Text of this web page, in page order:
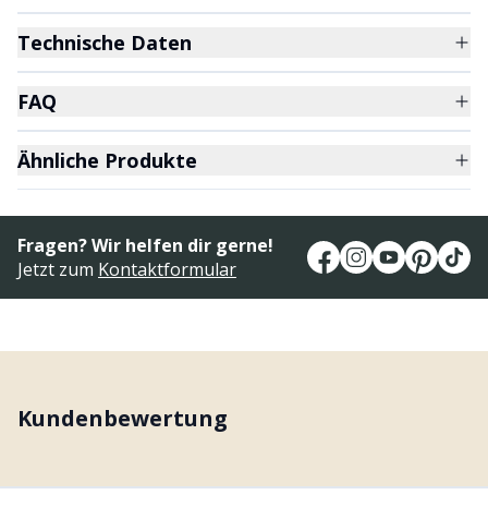
Technische Daten
FAQ
Ähnliche Produkte
Fragen? Wir helfen dir gerne!
Jetzt zum Kontaktformular
Kundenbewertung